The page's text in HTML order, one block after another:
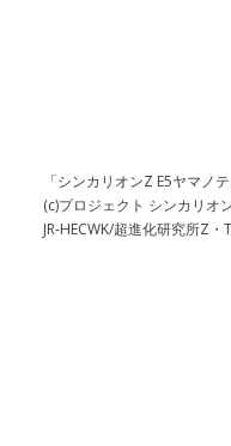
「シンカリオンZ E5ヤマノテ
(c)プロジェクト シンカリオ
JR-HECWK/超進化研究所Z・